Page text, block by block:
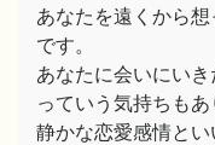
あなたを遠くから
です。
あなたに会いにい
っていう気持ちもあ
静かな恋愛感情とい